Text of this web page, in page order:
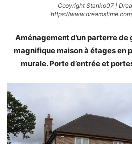
Copyright Stanko07 |
https://
Aménagement d’un parterre
magnifique maison à étages en
murale. Porte d’entrée et